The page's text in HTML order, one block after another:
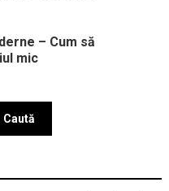
– Cum să
mic